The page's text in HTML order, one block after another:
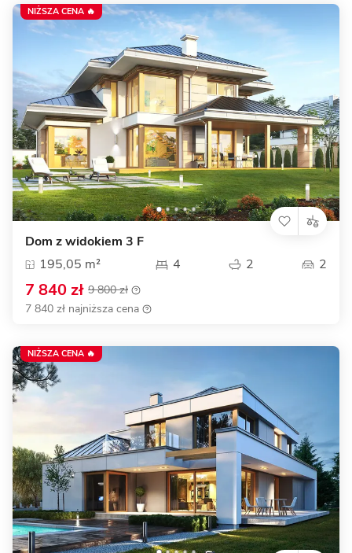
Dom z widokiem 3 F
195,05 m²
4 2 2
7 840 zł 9 800 zł
7 840 zł najniższa cena
NIŻSZA CENA 🔥
NIŻSZA CENA 🔥